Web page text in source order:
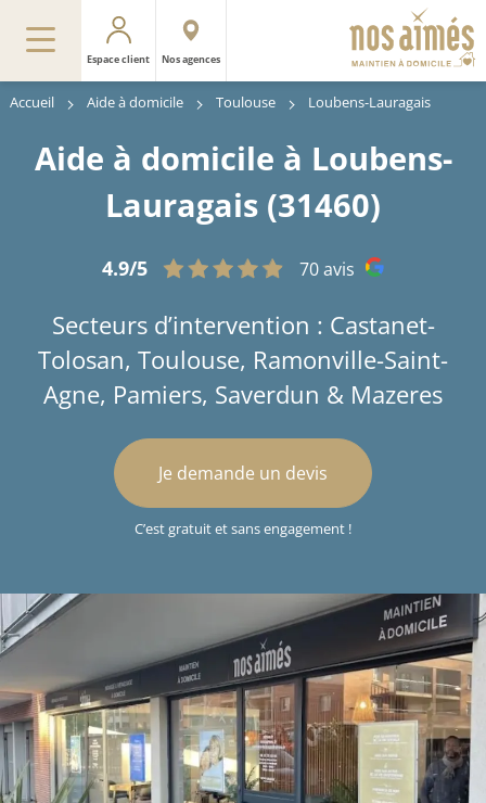
Espace client Nos agences
Accueil Aide à domicile Toulouse Loubens-Lauragais
Aide à domicile à Loubens-
Lauragais (31460)
4.9/5 70 avis
Secteurs d’intervention : Castanet-
Tolosan, Toulouse, Ramonville-Saint-
Agne, Pamiers, Saverdun & Mazeres
Je demande un devis
C’est gratuit et sans engagement !